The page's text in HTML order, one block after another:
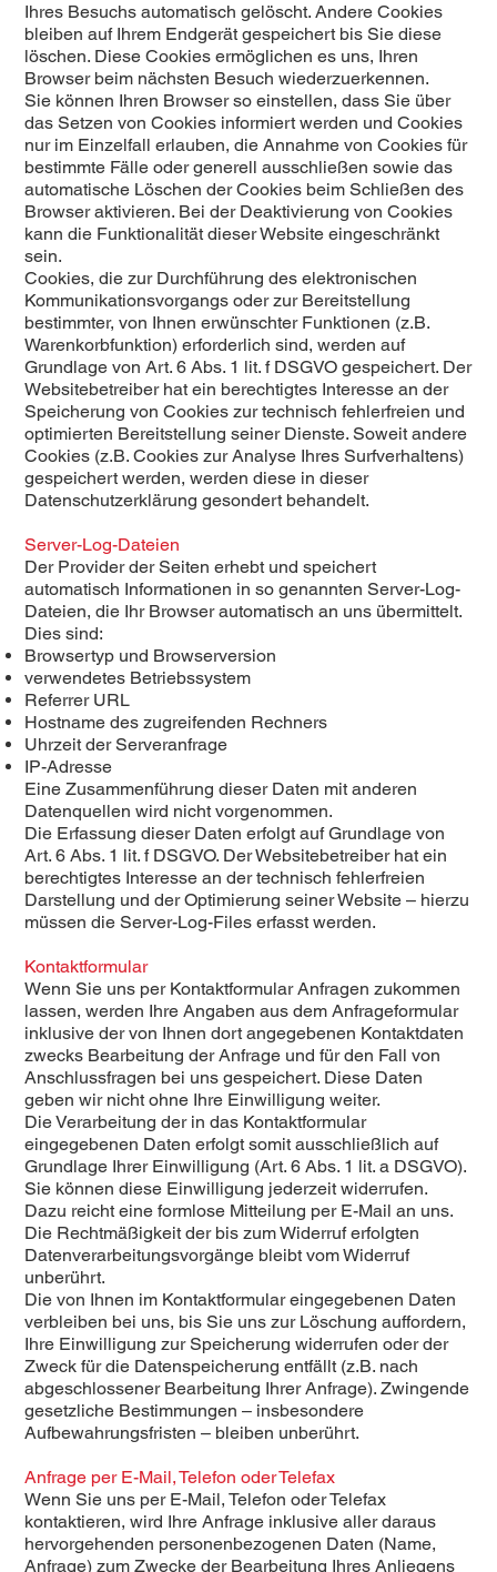
Ihres Besuchs automatisch gelöscht. Andere Cookies
bleiben auf Ihrem Endgerät gespeichert bis Sie diese
löschen. Diese Cookies ermöglichen es uns, Ihren
Browser beim nächsten Besuch wiederzuerkennen.
Sie können Ihren Browser so einstellen, dass Sie über
das Setzen von Cookies informiert werden und Cookies
nur im Einzelfall erlauben, die Annahme von Cookies für
bestimmte Fälle oder generell ausschließen sowie das
automatische Löschen der Cookies beim Schließen des
Browser aktivieren. Bei der Deaktivierung von Cookies
kann die Funktionalität dieser Website eingeschränkt
sein.
Cookies, die zur Durchführung des elektronischen
Kommunikationsvorgangs oder zur Bereitstellung
bestimmter, von Ihnen erwünschter Funktionen (z.B.
Warenkorbfunktion) erforderlich sind, werden auf
Grundlage von Art. 6 Abs. 1 lit. f DSGVO gespeichert. Der
Websitebetreiber hat ein berechtigtes Interesse an der
Speicherung von Cookies zur technisch fehlerfreien und
optimierten Bereitstellung seiner Dienste. Soweit andere
Cookies (z.B. Cookies zur Analyse Ihres Surfverhaltens)
gespeichert werden, werden diese in dieser
Datenschutzerklärung gesondert behandelt.
Server-Log-Dateien
Der Provider der Seiten erhebt und speichert
automatisch Informationen in so genannten Server-Log-
Dateien, die Ihr Browser automatisch an uns übermittelt.
Dies sind:
Browsertyp und Browserversion
verwendetes Betriebssystem
Referrer URL
Hostname des zugreifenden Rechners
Uhrzeit der Serveranfrage
IP-Adresse
Eine Zusammenführung dieser Daten mit anderen
Datenquellen wird nicht vorgenommen.
Die Erfassung dieser Daten erfolgt auf Grundlage von
Art. 6 Abs. 1 lit. f DSGVO. Der Websitebetreiber hat ein
berechtigtes Interesse an der technisch fehlerfreien
Darstellung und der Optimierung seiner Website – hierzu
müssen die Server-Log-Files erfasst werden.
Kontaktformular
Wenn Sie uns per Kontaktformular Anfragen zukommen
lassen, werden Ihre Angaben aus dem Anfrageformular
inklusive der von Ihnen dort angegebenen Kontaktdaten
zwecks Bearbeitung der Anfrage und für den Fall von
Anschlussfragen bei uns gespeichert. Diese Daten
geben wir nicht ohne Ihre Einwilligung weiter.
Die Verarbeitung der in das Kontaktformular
eingegebenen Daten erfolgt somit ausschließlich auf
Grundlage Ihrer Einwilligung (Art. 6 Abs. 1 lit. a DSGVO).
Sie können diese Einwilligung jederzeit widerrufen.
Dazu reicht eine formlose Mitteilung per E-Mail an uns.
Die Rechtmäßigkeit der bis zum Widerruf erfolgten
Datenverarbeitungsvorgänge bleibt vom Widerruf
unberührt.
Die von Ihnen im Kontaktformular eingegebenen Daten
verbleiben bei uns, bis Sie uns zur Löschung auffordern,
Ihre Einwilligung zur Speicherung widerrufen oder der
Zweck für die Datenspeicherung entfällt (z.B. nach
abgeschlossener Bearbeitung Ihrer Anfrage). Zwingende
gesetzliche Bestimmungen – insbesondere
Aufbewahrungsfristen – bleiben unberührt.
Anfrage per E-Mail, Telefon oder Telefax
Wenn Sie uns per E-Mail, Telefon oder Telefax
kontaktieren, wird Ihre Anfrage inklusive aller daraus
hervorgehenden personenbezogenen Daten (Name,
Anfrage) zum Zwecke der Bearbeitung Ihres Anliegens